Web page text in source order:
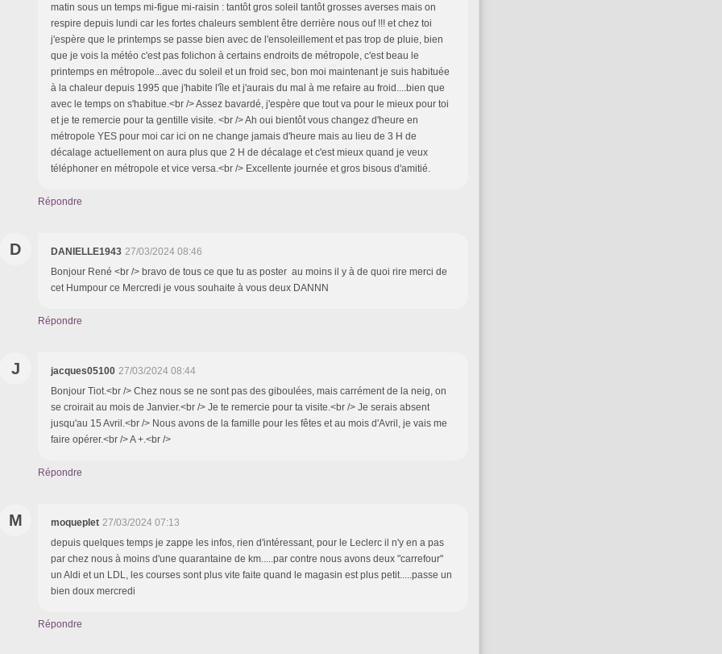
matin sous un temps mi-figue mi-raisin : tantôt gros soleil tantôt grosses averses mais on
respire depuis lundi car les fortes chaleurs semblent être derrière nous ouf !!! et chez toi
j'espère que le printemps se passe bien avec de l'ensoleillement et pas trop de pluie, bien
que je vois la météo c'est pas folichon à certains endroits de métropole, c'est beau le
printemps en métropole...avec du soleil et un froid sec, bon moi maintenant je suis habituée
à la chaleur depuis 1995 que j'habite l'île et j'aurais du mal à me refaire au froid....bien que
avec le temps on s'habitue.<br /> Assez bavardé, j'espère que tout va pour le mieux pour toi
et je te remercie pour ta gentille visite. <br /> Ah oui bientôt vous changez d'heure en
métropole YES pour moi car ici on ne change jamais d'heure mais au lieu de 3 H de
décalage actuellement on aura plus que 2 H de décalage et c'est mieux quand je veux
téléphoner en métropole et vice versa.<br /> Excellente journée et gros bisous d'amitié.
Répondre
D DANIELLE1943 27/03/2024 08:46
Bonjour René <br /> bravo de tous ce que tu as poster au moins il y à de quoi rire merci de
cet Humpour ce Mercredi je vous souhaite à vous deux DANNN
Répondre
J jacques05100 27/03/2024 08:44
Bonjour Tiot.<br /> Chez nous se ne sont pas des giboulées, mais carrément de la neig, on
se croirait au mois de Janvier.<br /> Je te remercie pour ta visite.<br /> Je serais absent
jusqu'au 15 Avril.<br /> Nous avons de la famille pour les fêtes et au mois d'Avril, je vais me
faire opérer.<br /> A +.<br />
Répondre
M moqueplet 27/03/2024 07:13
depuis quelques temps je zappe les infos, rien d'intéressant, pour le Leclerc il n'y en a pas
par chez nous à moins d'une quarantaine de km.....par contre nous avons deux "carrefour"
un Aldi et un LDL, les courses sont plus vite faite quand le magasin est plus petit.....passe un
bien doux mercredi
Répondre